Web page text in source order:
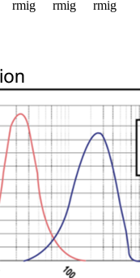
rmig
rmig
rmig